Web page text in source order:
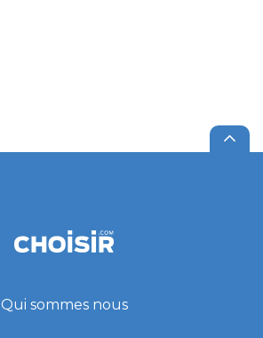
Qui sommes nous